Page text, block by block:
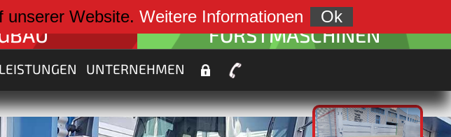
weiter zu:
FORSTMASCHINEN
LEISTUNGEN UNTERNEHMEN
unserer Website. Weitere Informationen Ok